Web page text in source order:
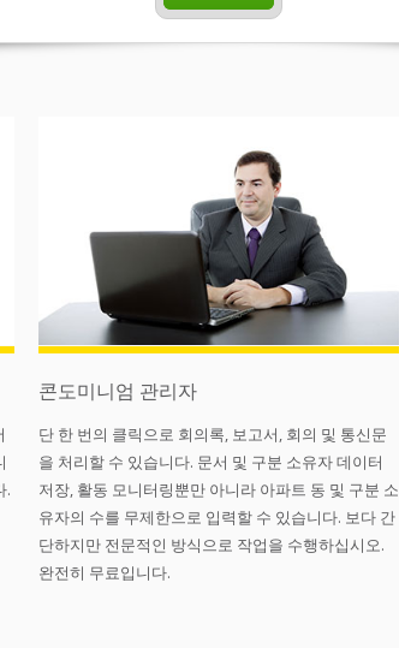
.
콘도미니엄 관리자
단 한 번의 클릭으로 회의록, 보고서, 회의 및 통신문
을 처리할 수 있습니다. 문서 및 구분 소유자 데이터
저장, 활동 모니터링뿐만 아니라 아파트 동 및 구분 소
유자의 수를 무제한으로 입력할 수 있습니다. 보다 간
단하지만 전문적인 방식으로 작업을 수행하십시오.
완전히 무료입니다.